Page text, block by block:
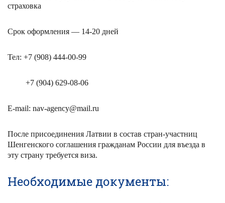
страховка
Срок оформления — 14-20 дней
Тел: +7 (908) 444-00-99
+7 (904) 629-08-06
E-mail: nav-agency@mail.ru
После присоединения Латвии в состав стран-участниц
Шенгенского соглашения гражданам России для въезда в
эту страну требуется виза.
Необходимые документы: